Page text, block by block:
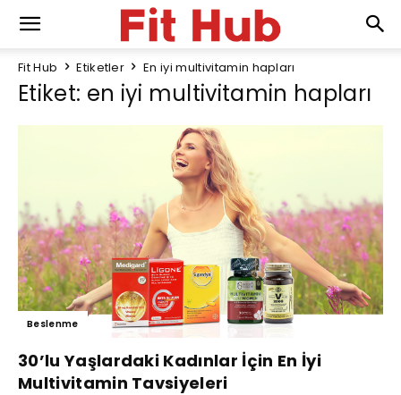
Fit Hub Etiketler En iyi multivitamin hapları
Etiket: en iyi multivitamin hapları
Beslenme
30’lu Yaşlardaki Kadınlar İçin En İyi
Multivitamin Tavsiyeleri